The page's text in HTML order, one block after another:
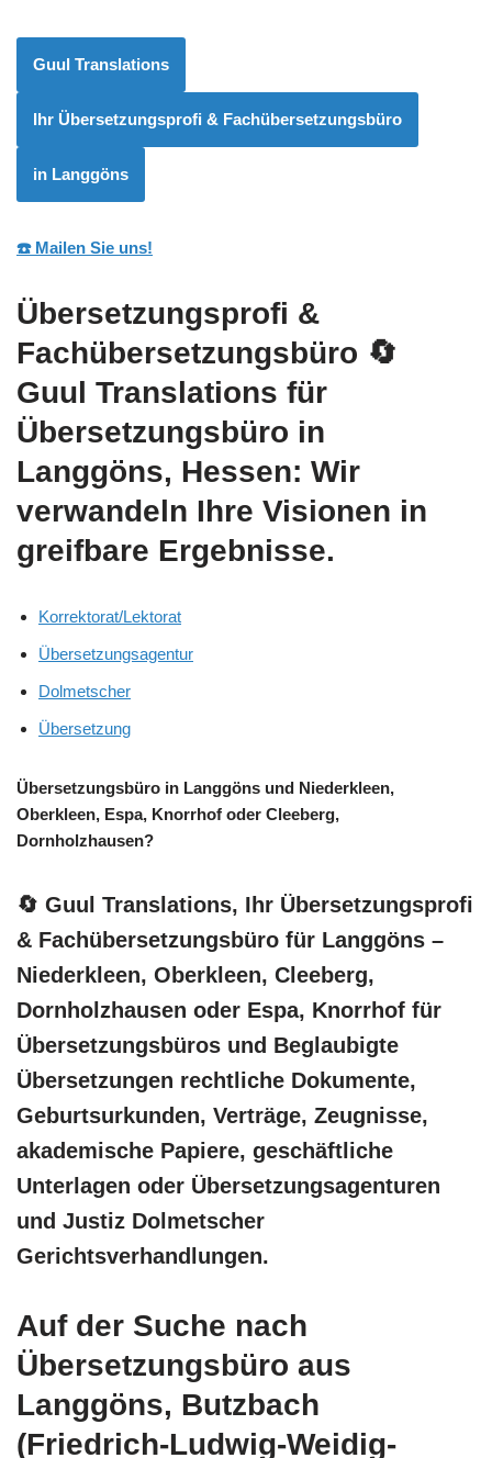
Guul Translations
Ihr Übersetzungsprofi & Fachübersetzungsbüro
in Langgöns
☎️ Mailen Sie uns!
Übersetzungsprofi &
Fachübersetzungsbüro 🔄
Guul Translations für
Übersetzungsbüro in
Langgöns, Hessen: Wir
verwandeln Ihre Visionen in
greifbare Ergebnisse.
Korrektorat/Lektorat
Übersetzungsagentur
Dolmetscher
Übersetzung
Übersetzungsbüro in Langgöns und Niederkleen,
Oberkleen, Espa, Knorrhof oder Cleeberg,
Dornholzhausen?
🔄 Guul Translations, Ihr Übersetzungsprofi
& Fachübersetzungsbüro für Langgöns –
Niederkleen, Oberkleen, Cleeberg,
Dornholzhausen oder Espa, Knorrhof für
Übersetzungsbüros und Beglaubigte
Übersetzungen rechtliche Dokumente,
Geburtsurkunden, Verträge, Zeugnisse,
akademische Papiere, geschäftliche
Unterlagen oder Übersetzungsagenturen
und Justiz Dolmetscher
Gerichtsverhandlungen.
Auf der Suche nach
Übersetzungsbüro aus
Langgöns, Butzbach
(Friedrich-Ludwig-Weidig-